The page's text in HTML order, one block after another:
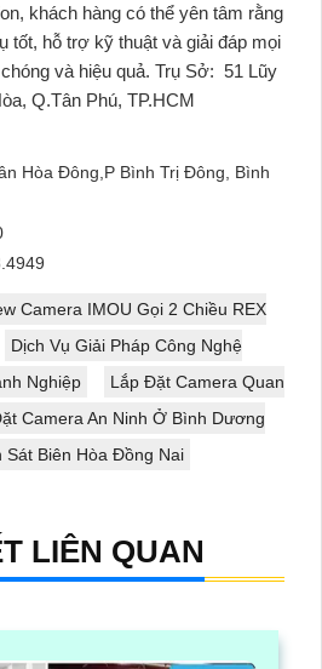
khách hàng có thể yên tâm rằng
tốt, hỗ trợ kỹ thuật và giải đáp mọi
và hiệu quả. Trụ Sở: 51 Lũy
Q.Tân Phú, TP.HCM
Hòa Đông,P Bình Trị Đông, Bình
Camera IMOU Gọi 2 Chiều REX
Dịch Vụ Giải Pháp Công Nghệ
Nghiệp
Lắp Đặt Camera Quan
Camera An Ninh Ở Bình Dương
Sát Biên Hòa Đồng Nai
LIÊN QUAN